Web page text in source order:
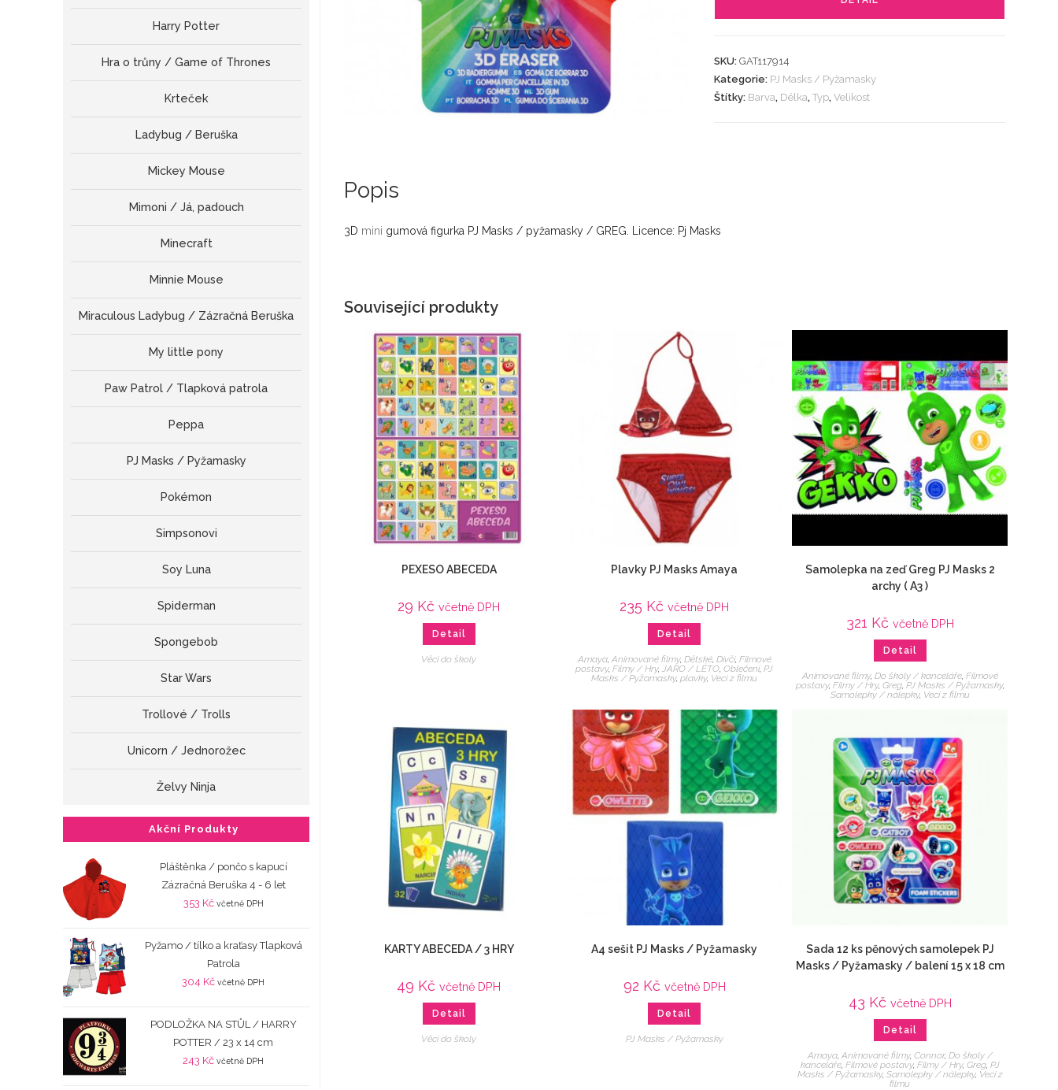
SKU:GAT117914
Kategorie: PJ Masks / Pyžamasky
Štítky: Barva, Délka,Typ,Velikost
Popis
3D mini gumová figurka PJ Masks / pyžamasky / GREG. Licence: Pj Masks
Související produkty
PEXESO ABECEDA
29 Kč včetně DPH
Detail
Věci do školy
Plavky PJ Masks Amaya
235 Kč včetně DPH
Detail
Amaya, Animované filmy, Dětské, Dívčí, Filmové
postavy,Filmy / Hry,JARO / LÉTO,Oblečení,PJ
Masks / Pyžamasky,plavky, Veci z filmu
Samolepka na zeď Greg PJ Masks 2
archy ( A3 )
321 Kč včetně DPH
Detail
Animované filmy, Do školy / kanceláře, Filmové
postavy, Filmy / Hry, Greg, PJ Masks / Pyžamasky,
Samolepky / nálepky, Veci z filmu
KARTY ABECEDA / 3 HRY
49 Kč včetně DPH
Detail
Věci do školy
A4 sešit PJ Masks / Pyžamasky
92 Kč včetně DPH
Detail
PJ Masks / Pyžamasky
Sada 12 ks pěnových samolepek PJ
Masks / Pyžamasky / balení 15 x 18 cm
43 Kč včetně DPH
Detail
Amaya, Animované filmy, Connor, Do školy /
kanceláře, Filmové postavy, Filmy / Hry, Greg, PJ
Masks / Pyžamasky, Samolepky / nálepky, Veci z
filmu
Harry Potter
Hra o trůny / Game of Thrones
Krteček
Ladybug / Beruška
Mickey Mouse
Mimoni / Já, padouch
Minecraft
Minnie Mouse
Miraculous Ladybug / Zázračná Beruška
My little pony
Paw Patrol / Tlapková patrola
Peppa
PJ Masks / Pyžamasky
Pokémon
Simpsonovi
Soy Luna
Spiderman
Spongebob
Star Wars
Trollové / Trolls
Unicorn / Jednorožec
Želvy Ninja
Akční Produkty
Pláštěnka / pončo s kapucí
Zázračná Beruška 4 - 6 let
353 Kč včetně DPH
Pyžamo / tílko a kraťasy Tlapková
Patrola
304 Kč včetně DPH
PODLOŽKA NA STŮL / HARRY
POTTER / 23 x 14 cm
243 Kč včetně DPH